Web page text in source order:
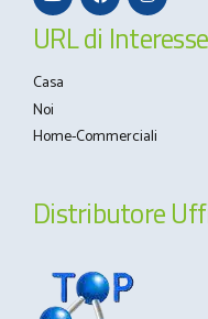
URL di Interesse
Casa
Noi
Home-Commerciali
Distributore